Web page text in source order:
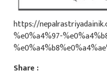
https://
%e0%a4%97-
Share :